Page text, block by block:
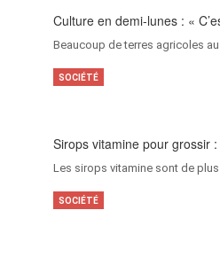
Culture en demi-lunes : «
Beaucoup de terres agricoles
Sirops vitamine pour grossir
Les sirops vitamine sont de
SOCIÉTÉ
SOCIÉTÉ